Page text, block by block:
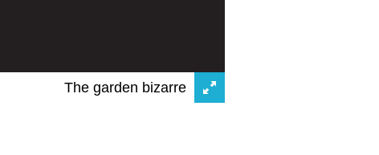
The garden bizarre